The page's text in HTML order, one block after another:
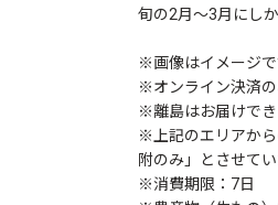
旬の2月～3月にし
※画像はイメージで
※オンライン決済の
※離島はお届けでき
※上記のエリアか
附のみ」とさせて
※消費期限：7日